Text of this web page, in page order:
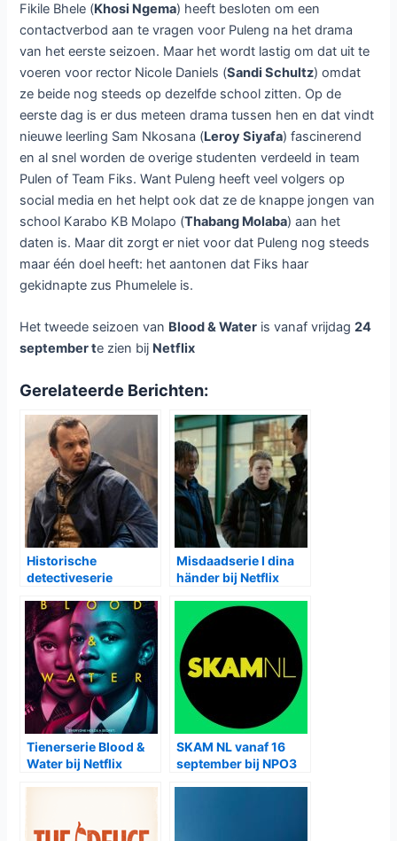
Fikile Bhele (Khosi Ngema) heeft besloten om een
contactverbod aan te vragen voor Puleng na het drama
van het eerste seizoen. Maar het wordt lastig om dat uit te
voeren voor rector Nicole Daniels (Sandi Schultz) omdat
ze beide nog steeds op dezelfde school zitten. Op de
eerste dag is er dus meteen drama tussen hen en dat vindt
nieuwe leerling Sam Nkosana (Leroy Siyafa) fascinerend
en al snel worden de overige studenten verdeeld in team
Pulen of Team Fiks. Want Puleng heeft veel volgers op
social media en het helpt ook dat ze de knappe jongen van
school Karabo KB Molapo (Thabang Molaba) aan het
daten is. Maar dit zorgt er niet voor dat Puleng nog steeds
maar één doel heeft: het aantonen dat Fiks haar
gekidnapte zus Phumelele is.
Het tweede seizoen van Blood & Water is vanaf vrijdag24
september te zien bij Netflix
Gerelateerde Berichten:
Historische
detectiveserie
Misdaadserie I dina
händer bij Netflix
Tienerserie Blood &
Water bij Netflix
SKAM NL vanaf 16
september bij NPO3